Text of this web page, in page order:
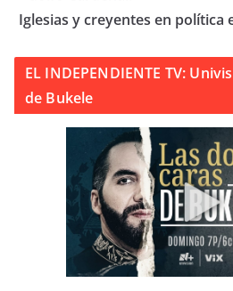
Iglesias y creyentes en política
EL INDEPENDIENTE TV:
de Bukele